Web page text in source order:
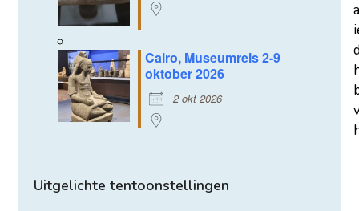
Cairo, Museumreis 2-9
oktober 2026
2 okt 2026
Uitgelichte tentoonstellingen